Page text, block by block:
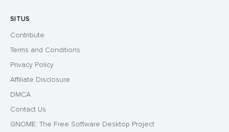
SITUS
Contribute
Terms and Conditions
Privacy Policy
Affiliate Disclosure
DMCA
Contact Us
GNOME: The Free Software Desktop Project